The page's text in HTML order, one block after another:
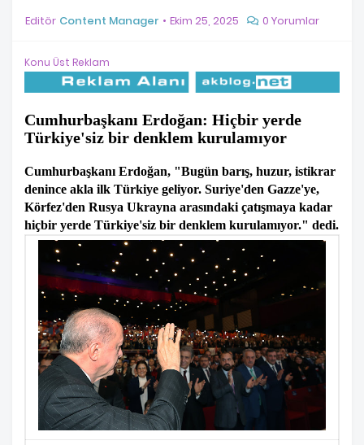
Editör Content Manager Ekim 25, 2025 0 Yorumlar
Konu Üst Reklam
Cumhurbaşkanı Erdoğan: Hiçbir yerde
Türkiye'siz bir denklem kurulamıyor
Cumhurbaşkanı Erdoğan, "Bugün barış, huzur, istikrar
denince akla ilk Türkiye geliyor. Suriye'den Gazze'ye,
Körfez'den Rusya Ukrayna arasındaki çatışmaya kadar
hiçbir yerde Türkiye'siz bir denklem kurulamıyor." dedi.